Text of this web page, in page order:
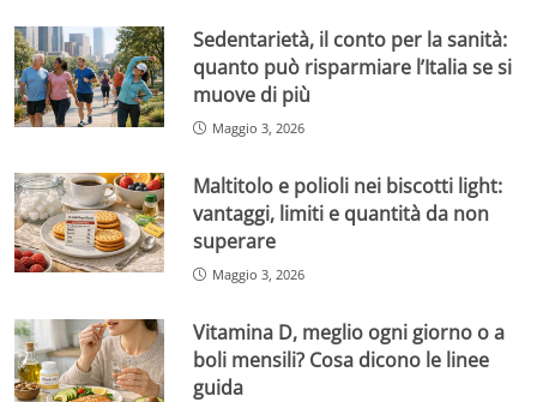
Sedentarietà, il conto per la sanità:
quanto può risparmiare l’Italia se si
muove di più
Maggio 3, 2026
Maltitolo e polioli nei biscotti light:
vantaggi, limiti e quantità da non
superare
Maggio 3, 2026
Vitamina D, meglio ogni giorno o a
boli mensili? Cosa dicono le linee
guida